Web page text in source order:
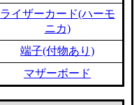
ライザーカード(ハーモ
ニカ)
端子(付物あり)
マザーボード